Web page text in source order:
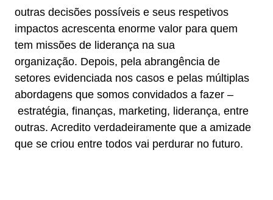
outras decisões possíveis e seus respetivos
impactos acrescenta enorme valor para quem
tem missões de liderança na sua
organização. Depois, pela abrangência de
setores evidenciada nos casos e pelas múltiplas
abordagens que somos convidados a fazer –
estratégia, finanças, marketing, liderança, entre
outras. Acredito verdadeiramente que a amizade
que se criou entre todos vai perdurar no futuro.